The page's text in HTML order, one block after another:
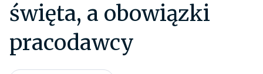
święta, a obowiązki
pracodawcy